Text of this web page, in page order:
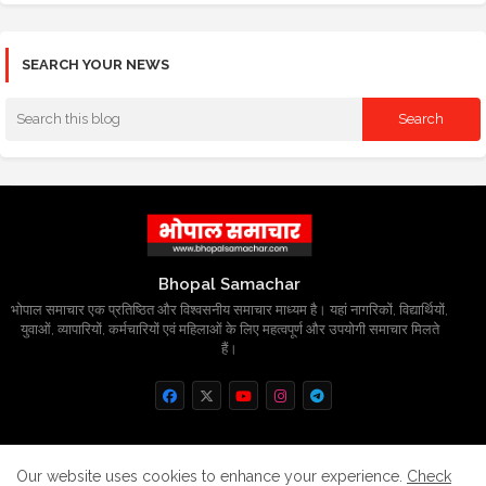
SEARCH YOUR NEWS
Bhopal Samachar
भोपाल समाचार एक प्रतिष्ठित और विश्वसनीय समाचार माध्यम है। यहां नागरिकों, विद्यार्थियों,
युवाओं, व्यापारियों, कर्मचारियों एवं महिलाओं के लिए महत्वपूर्ण और उपयोगी समाचार मिलते
हैं।
Home About Contact us Privacy Policy
Our website uses cookies to enhance your experience. Check